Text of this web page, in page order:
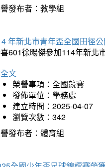
發布者：教學組
年新北市青年盃全國田徑
601徐晹傑參加114年新北
文
榮譽事項：全國競賽
發佈單位：學務處
建立時間：2025-04-07
瀏覽次數：342
發布者：體育組